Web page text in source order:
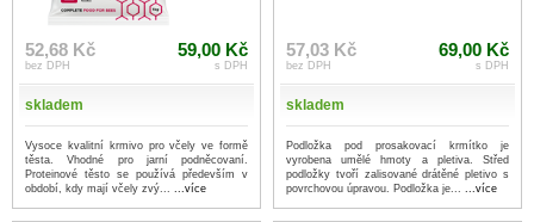
52,68 Kč
bez DPH
59,00 Kč
s DPH
skladem
Vysoce kvalitní krmivo pro včely ve formě
těsta. Vhodné pro jarní podněcovaní.
Proteinové těsto se používá především v
období, kdy mají včely zvý... ...více
57,03 Kč
bez DPH
69,00 Kč
s DPH
skladem
Podložka pod prosakovací krmítko je
vyrobena umělé hmoty a pletiva. Střed
podložky tvoří zalisované drátěné pletivo s
povrchovou úpravou. Podložka je... ...více